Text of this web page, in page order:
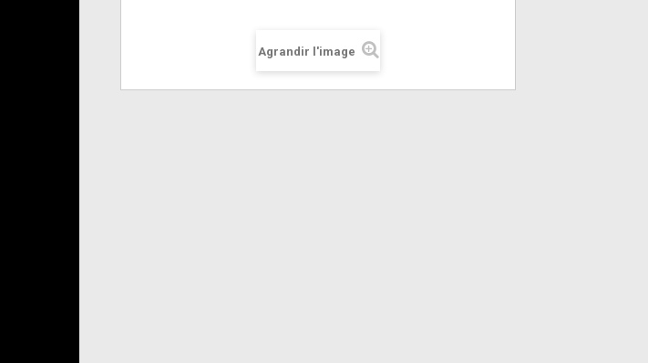
Agrandir l'image